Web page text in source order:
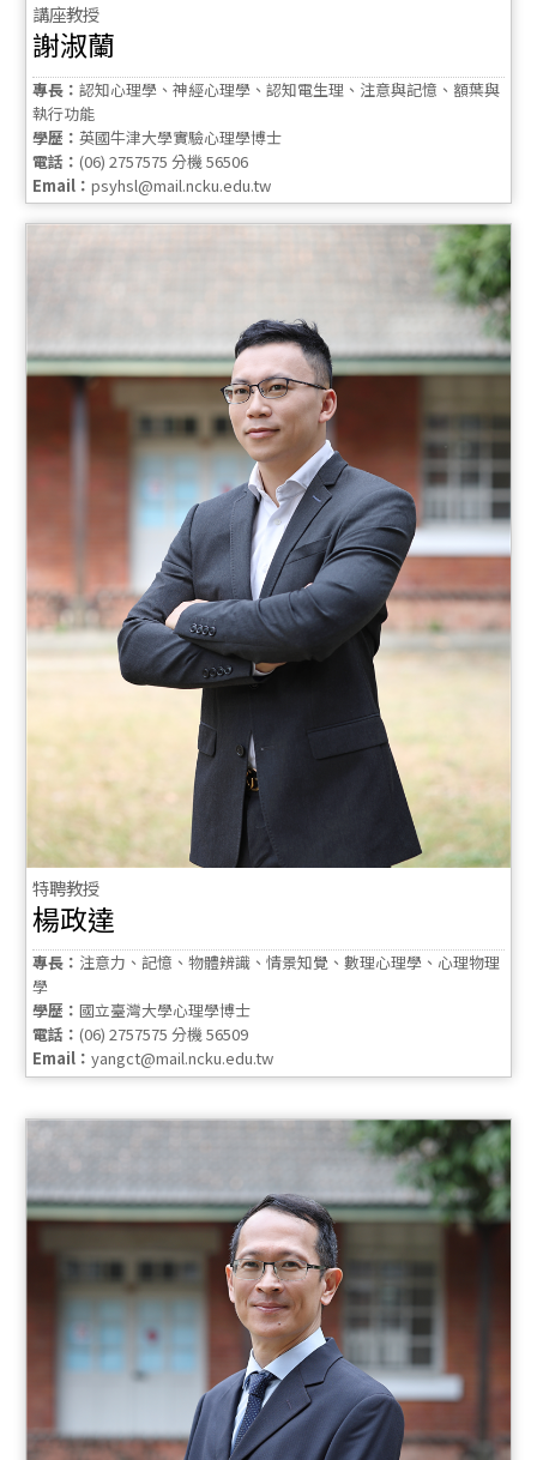
講座教授
謝淑蘭
專長： 認知心理學、神經心理學、認知電生理、注意與記憶、額葉與
執行功能
學歷： 英國牛津大學實驗心理學博士
電話： (06) 2757575 分機 56506
Email： psyhsl@mail.ncku.edu.tw
特聘教授
楊政達
專長： 注意力、記憶、物體辨識、情景知覺、數理心理學、心理物理
學
學歷： 國立臺灣大學心理學博士
電話： (06) 2757575 分機 56509
Email： yangct@mail.ncku.edu.tw